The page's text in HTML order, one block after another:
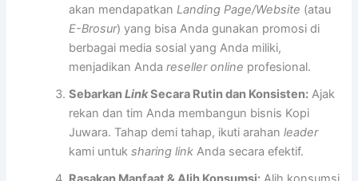
akan mendapatkan Landing Page/Website (atau
E-Brosur) yang bisa Anda gunakan promosi di
berbagai media sosial yang Anda miliki,
menjadikan Andareseller online profesional.
SebarkanLinkSecara Rutin dan Konsisten: Ajak
rekan dan tim Anda membangun bisnis Kopi
Juwara. Tahap demi tahap, ikuti arahanleader
kami untuksharing link Anda secara efektif.